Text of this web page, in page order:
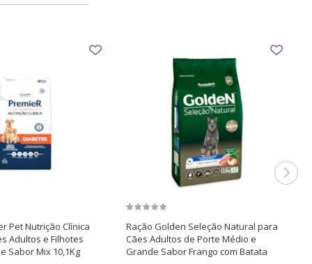
Pet Nutrição Clínica
Adultos e Filhotes
Sabor Mix 10,1Kg
Ração Golden Seleção Natural para
Cães Adultos de Porte Médio e
Grande Sabor Frango com Batata